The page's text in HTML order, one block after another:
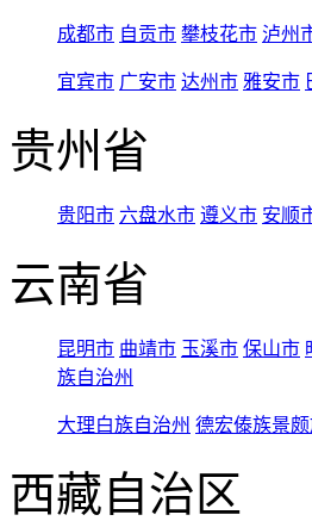
成都市 自贡市 攀枝花市 泸州
宜宾市 广安市 达州市 雅安市
贵州省
贵阳市 六盘水市 遵义市 安顺
云南省
昆明市 曲靖市 玉溪市 保山市
族自治州
大理白族自治州 德宏傣族景
西藏自治区